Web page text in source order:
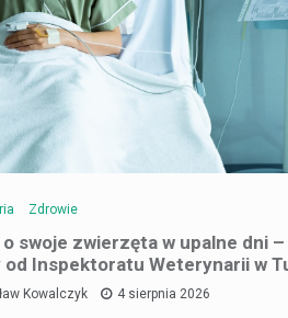
Zdrowie
o swoje zwierzęta w upalne dni –
od Inspektoratu Weterynarii w
Kowalczyk 4 sierpnia 2026